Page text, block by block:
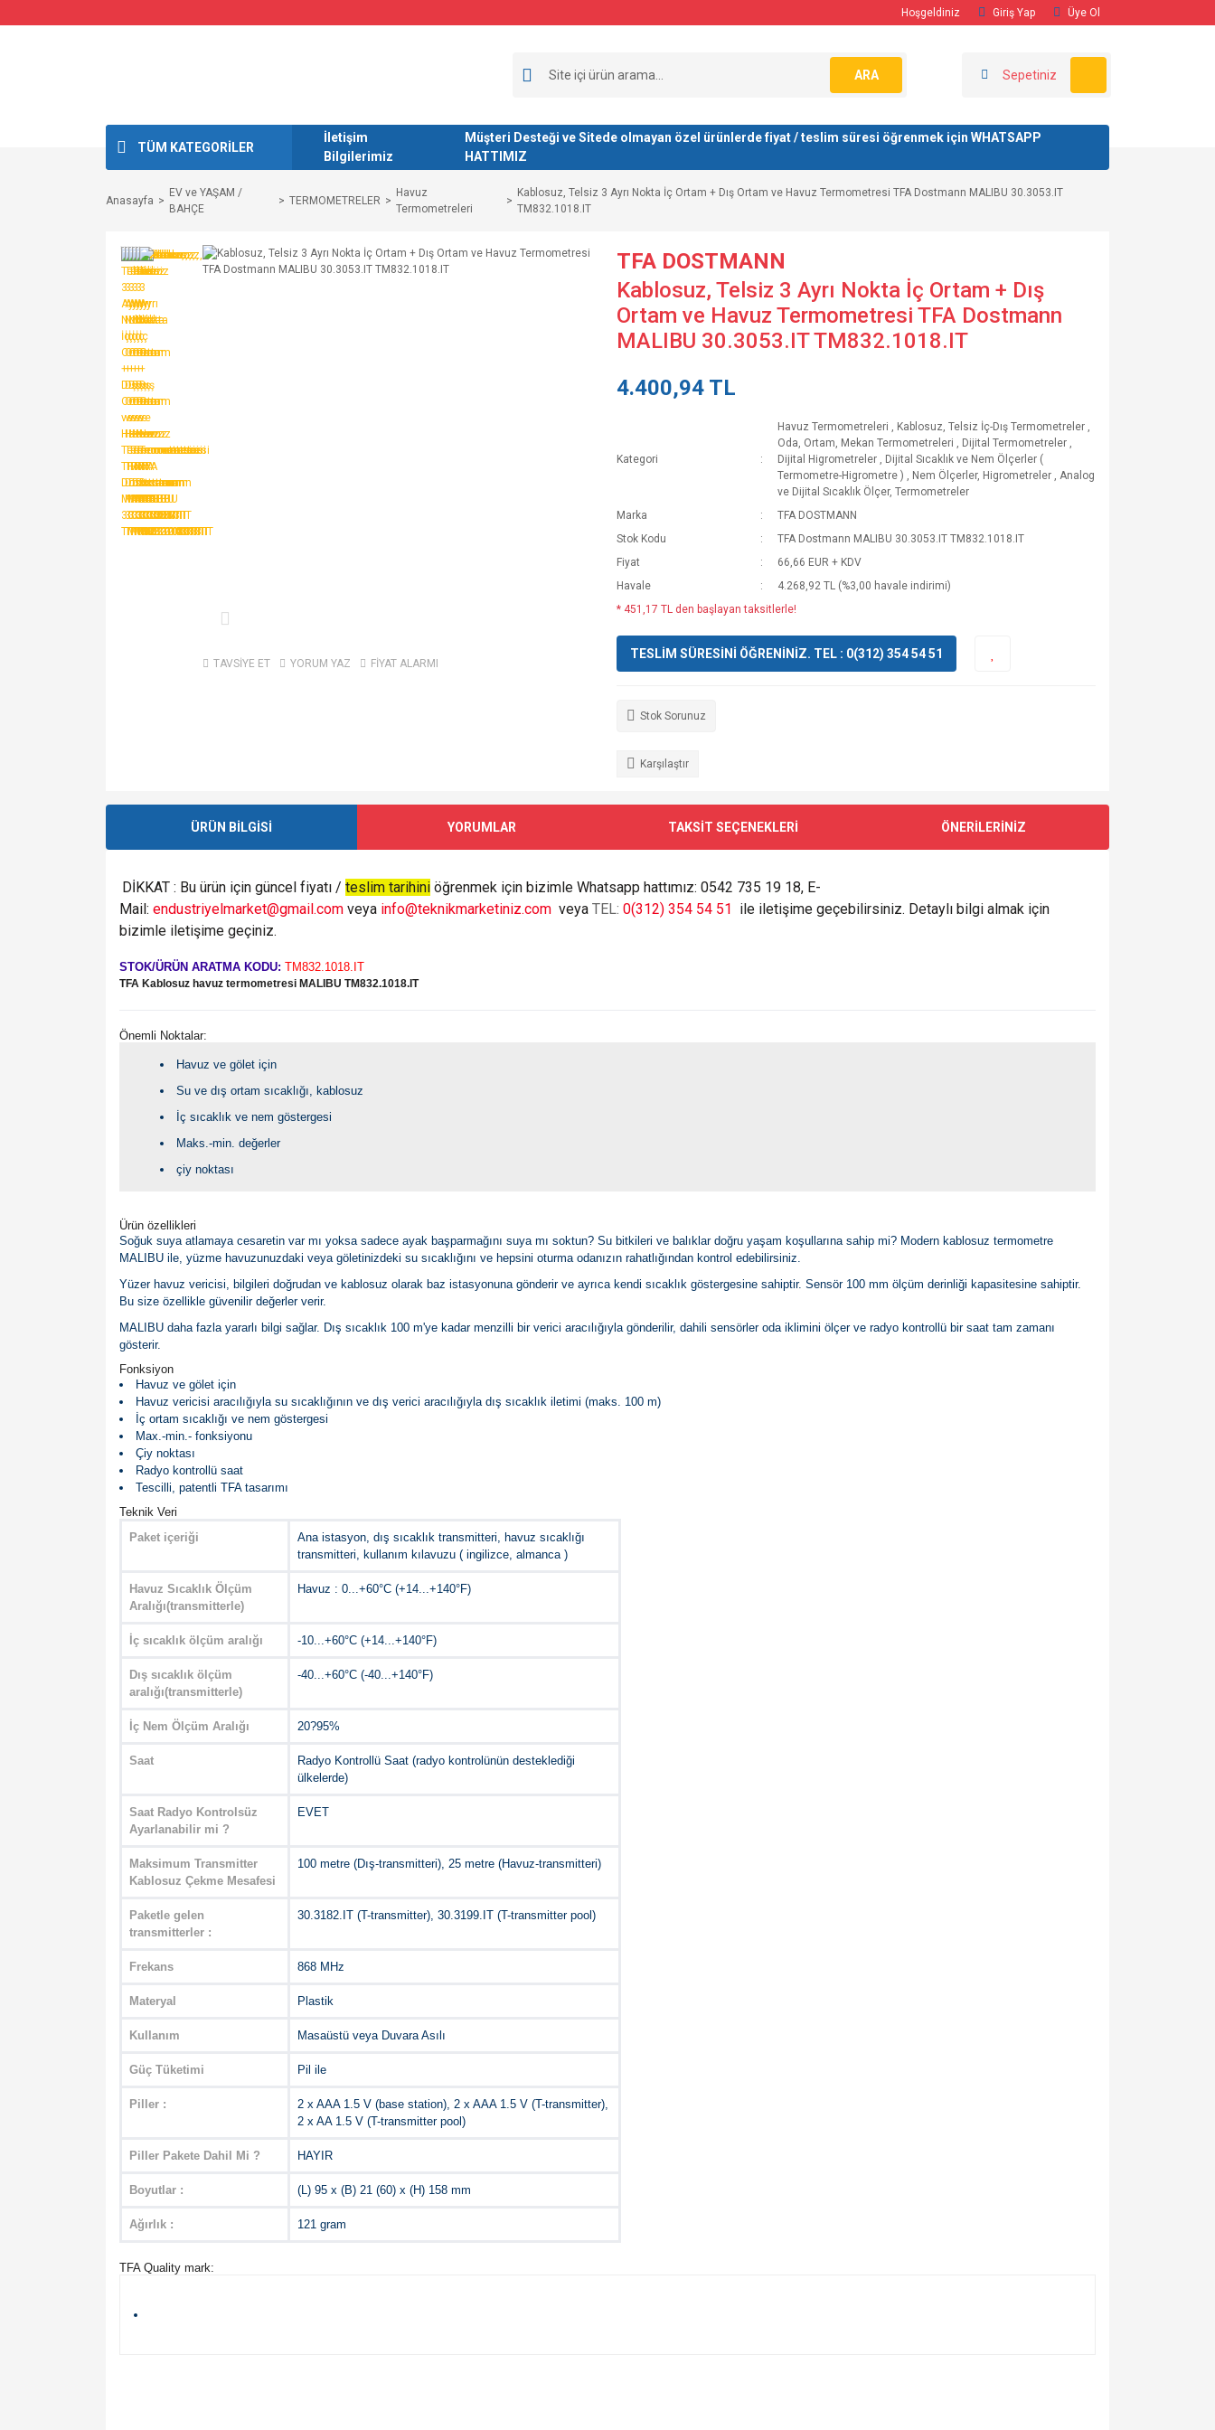
Hoşgeldiniz Giriş Yap Üye Ol
ARA Sepetiniz
TÜM KATEGORİLER
İletişim
Bilgilerimiz
Müşteri Desteği ve Sitede olmayan özel ürünlerde fiyat / teslim süresi öğrenmek için WHATSAPP
HATTIMIZ
Anasayfa
EV ve YAŞAM /
BAHÇE
TERMOMETRELER
Havuz
Termometreleri
Kablosuz, Telsiz 3 Ayrı Nokta İç Ortam + Dış Ortam ve Havuz Termometresi TFA Dostmann MALIBU 30.3053.IT
TM832.1018.IT
TAVSİYE ET YORUM YAZ FİYAT ALARMI
TFA DOSTMANN
Kablosuz, Telsiz 3 Ayrı Nokta İç Ortam + Dış
Ortam ve Havuz Termometresi TFA Dostmann
MALIBU 30.3053.IT TM832.1018.IT
4.400,94 TL
Kategori
Havuz Termometreleri , Kablosuz, Telsiz İç-Dış Termometreler ,
Oda, Ortam, Mekan Termometreleri , Dijital Termometreler ,
Dijital Higrometreler , Dijital Sıcaklık ve Nem Ölçerler (
Termometre-Higrometre ) , Nem Ölçerler, Higrometreler , Analog
ve Dijital Sıcaklık Ölçer, Termometreler
Marka
TFA DOSTMANN
Stok Kodu
TFA Dostmann MALIBU 30.3053.IT TM832.1018.IT
Fiyat
66,66 EUR + KDV
Havale
4.268,92 TL (%3,00 havale indirimi)
* 451,17 TL den başlayan taksitlerle!
TESLİM SÜRESİNİ ÖĞRENİNİZ. TEL : 0(312) 354 54 51
Stok Sorunuz
Karşılaştır
ÜRÜN BİLGİSİ YORUMLAR TAKSİT SEÇENEKLERİ ÖNERİLERİNİZ
DİKKAT : Bu ürün için güncel fiyatı / teslim tarihini öğrenmek için bizimle Whatsapp hattımız: 0542 735 19 18, E-
Mail: endustriyelmarket@gmail.com veya info@teknikmarketiniz.com veya TEL: 0(312) 354 54 51 ile iletişime geçebilirsiniz. Detaylı bilgi almak için
bizimle iletişime geçiniz.
STOK/ÜRÜN ARATMA KODU: TM832.1018.IT
TFA Kablosuz havuz termometresi MALIBU TM832.1018.IT
Önemli Noktalar:
Havuz ve gölet için
Su ve dış ortam sıcaklığı, kablosuz
İç sıcaklık ve nem göstergesi
Maks.-min. değerler
çiy noktası
Ürün özellikleri
Soğuk suya atlamaya cesaretin var mı yoksa sadece ayak başparmağını suya mı soktun? Su bitkileri ve balıklar doğru yaşam koşullarına sahip mi? Modern kablosuz termometre
MALIBU ile, yüzme havuzunuzdaki veya göletinizdeki su sıcaklığını ve hepsini oturma odanızın rahatlığından kontrol edebilirsiniz.
Yüzer havuz vericisi, bilgileri doğrudan ve kablosuz olarak baz istasyonuna gönderir ve ayrıca kendi sıcaklık göstergesine sahiptir. Sensör 100 mm ölçüm derinliği kapasitesine sahiptir.
Bu size özellikle güvenilir değerler verir.
MALIBU daha fazla yararlı bilgi sağlar. Dış sıcaklık 100 m'ye kadar menzilli bir verici aracılığıyla gönderilir, dahili sensörler oda iklimini ölçer ve radyo kontrollü bir saat tam zamanı
gösterir.
Fonksiyon
Havuz ve gölet için
Havuz vericisi aracılığıyla su sıcaklığının ve dış verici aracılığıyla dış sıcaklık iletimi (maks. 100 m)
İç ortam sıcaklığı ve nem göstergesi
Max.-min.- fonksiyonu
Çiy noktası
Radyo kontrollü saat
Tescilli, patentli TFA tasarımı
Teknik Veri
Paket içeriği
Ana istasyon, dış sıcaklık transmitteri, havuz sıcaklığı
transmitteri, kullanım kılavuzu ( ingilizce, almanca )
Havuz Sıcaklık Ölçüm
Aralığı(transmitterle)
Havuz : 0...+60°C (+14...+140°F)
İç sıcaklık ölçüm aralığı -10...+60°C (+14...+140°F)
Dış sıcaklık ölçüm
aralığı(transmitterle)
-40...+60°C (-40...+140°F)
İç Nem Ölçüm Aralığı 20?95%
Saat
Radyo Kontrollü Saat (radyo kontrolünün desteklediği
ülkelerde)
Saat Radyo Kontrolsüz
Ayarlanabilir mi ?
EVET
Maksimum Transmitter
Kablosuz Çekme Mesafesi
100 metre (Dış-transmitteri), 25 metre (Havuz-transmitteri)
Paketle gelen
transmitterler :
30.3182.IT (T-transmitter), 30.3199.IT (T-transmitter pool)
Frekans 868 MHz
Materyal Plastik
Kullanım Masaüstü veya Duvara Asılı
Güç Tüketimi Pil ile
Piller :
2 x AAA 1.5 V (base station), 2 x AAA 1.5 V (T-transmitter),
2 x AA 1.5 V (T-transmitter pool)
Piller Pakete Dahil Mi ? HAYIR
Boyutlar : (L) 95 x (B) 21 (60) x (H) 158 mm
Ağırlık : 121 gram
TFA Quality mark: